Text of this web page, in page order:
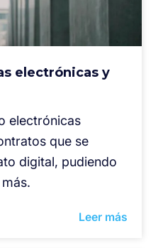
electrónicas y
electrónicas
que se
digital, pudiendo
Leer más